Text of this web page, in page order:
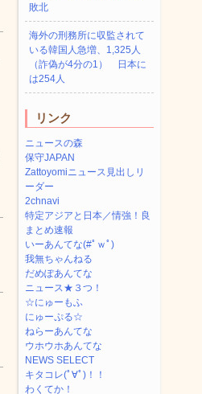
敗北
海外の刑務所に収監されて
いる韓国人急増、1,325人
（詐偽が4分の1） 日本に
は254人
リンク
ニュースの森
保守JAPAN
Zattoyomiニュース見出しリ
ーダー
2chnavi
特定アジアと日本／情強！良
まとめ速報
いーあんてな(#ﾟｗﾟ)
我無ちゃんねる
だめぽあんてな
ニュース★３つ！
☆にゅーもふ
にゅーぷる☆
ねらーあんてな
ウホウホあんてな
NEWS SELECT
キタコレ(ﾟ∀ﾟ)！！
わくてか！